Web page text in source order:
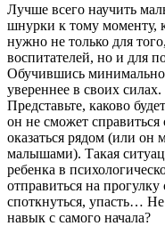
Лучше всего научить
шнурки к тому моменту,
нужно не только для
воспитателей, но и для
Обучившись минимально
увереннее в своих силах.
Представьте, каково
он не сможет
оказаться рядом (или он
малышами). Такая
ребенка в
отправиться на
споткнуться, упасть…
навык с самого начала?